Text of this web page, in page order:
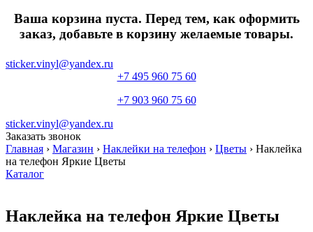
Ваша корзина пуста. Перед тем, как оформить
заказ, добавьте в корзину желаемые товары.
sticker.vinyl@yandex.ru
+7 495 960 75 60
+7 903 960 75 60
sticker.vinyl@yandex.ru
Заказать звонок
Главная › Магазин › Наклейки на телефон › Цветы › Наклейка
на телефон Яркие Цветы
Каталог
Наклейка на телефон Яркие Цветы